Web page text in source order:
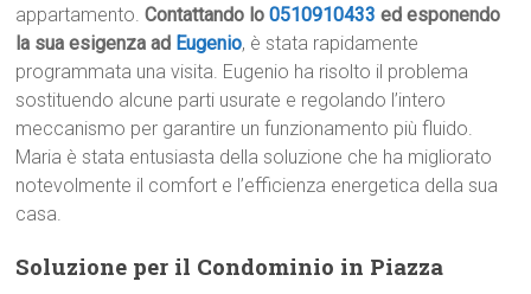
appartamento.Contattando lo0510910433 ed esponendo
la sua esigenza ad Eugenio, è stata rapidamente
programmata una visita. Eugenio ha risolto il problema
sostituendo alcune parti usurate e regolando l’intero
meccanismo per garantire un funzionamento più fluido.
Maria è stata entusiasta della soluzione che ha migliorato
notevolmente il comfort e l’efficienza energetica della sua
casa.
Soluzione per il Condominio in Piazza